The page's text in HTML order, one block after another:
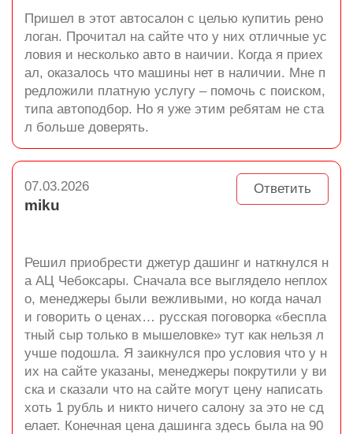
Пришел в этот автосалон с целью купитиь рено
логан. Прочитал на сайте что у них отличные ус
ловия и несколько авто в наичии. Когда я приех
ал, оказалось что машины нет в наличии. Мне п
редложили платную услугу – помочь с поиском,
типа автоподбор. Но я уже этим ребятам не ста
л больше доверять.
Ответить
07.03.2026
miku
Решил приобрести джетур дашинг и наткнулся н
а АЦ Чебоксары. Сначала все выглядело неплох
о, менеджеры были вежливыми, но когда начал
и говорить о ценах… русская поговорка «беспла
тный сыр только в мышеловке» тут как нельзя л
учше подошла. Я заикнулся про условия что у н
их на сайте указаны, менеджеры покрутили у ви
ска и сказали что на сайте могут цену написать
хоть 1 рубль и никто ничего салону за это не сд
елает. Конечная цена дашинга здесь была на 90